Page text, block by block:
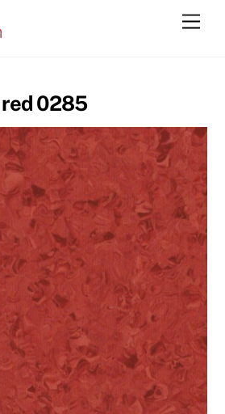
red 0285